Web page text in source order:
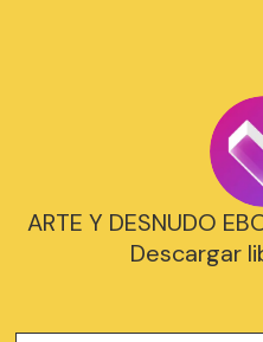
ARTE Y DESNUDO
Descargar